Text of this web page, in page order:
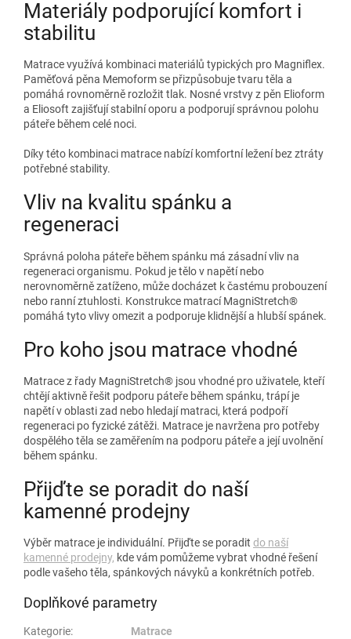
Materiály podporující komfort i
stabilitu
Matrace využívá kombinaci materiálů typických pro Magniflex.
Paměťová pěna Memoform se přizpůsobuje tvaru těla a
pomáhá rovnoměrně rozložit tlak. Nosné vrstvy z pěn Elioform
a Eliosoft zajišťují stabilní oporu a podporují správnou polohu
páteře během celé noci.
Díky této kombinaci matrace nabízí komfortní ležení bez ztráty
potřebné stability.
Vliv na kvalitu spánku a
regeneraci
Správná poloha páteře během spánku má zásadní vliv na
regeneraci organismu. Pokud je tělo v napětí nebo
nerovnoměrně zatíženo, může docházet k častému probouzení
nebo ranní ztuhlosti. Konstrukce matrací MagniStretch®
pomáhá tyto vlivy omezit a podporuje klidnější a hlubší spánek.
Pro koho jsou matrace vhodné
Matrace z řady MagniStretch® jsou vhodné pro uživatele, kteří
chtějí aktivně řešit podporu páteře během spánku, trápí je
napětí v oblasti zad nebo hledají matraci, která podpoří
regeneraci po fyzické zátěži. Matrace je navržena pro potřeby
dospělého těla se zaměřením na podporu páteře a její uvolnění
během spánku.
Přijďte se poradit do naší
kamenné prodejny
Výběr matrace je individuální. Přijďte se poradit do naší
kamenné prodejny, kde vám pomůžeme vybrat vhodné řešení
podle vašeho těla, spánkových návyků a konkrétních potřeb.
Doplňkové parametry
Kategorie:
Matrace